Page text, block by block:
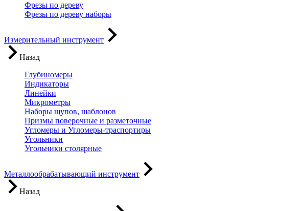
Фрезы по дереву
Фрезы по дереву наборы
Измерительный инструмент
Назад
Глубиномеры
Индикаторы
Линейки
Микрометры
Наборы щупов, шаблонов
Призмы поверочные и разметочные
Угломеры и Угломеры-траспортиры
Угольники
Угольники столярные
Металлообрабатывающий инструмент
Назад